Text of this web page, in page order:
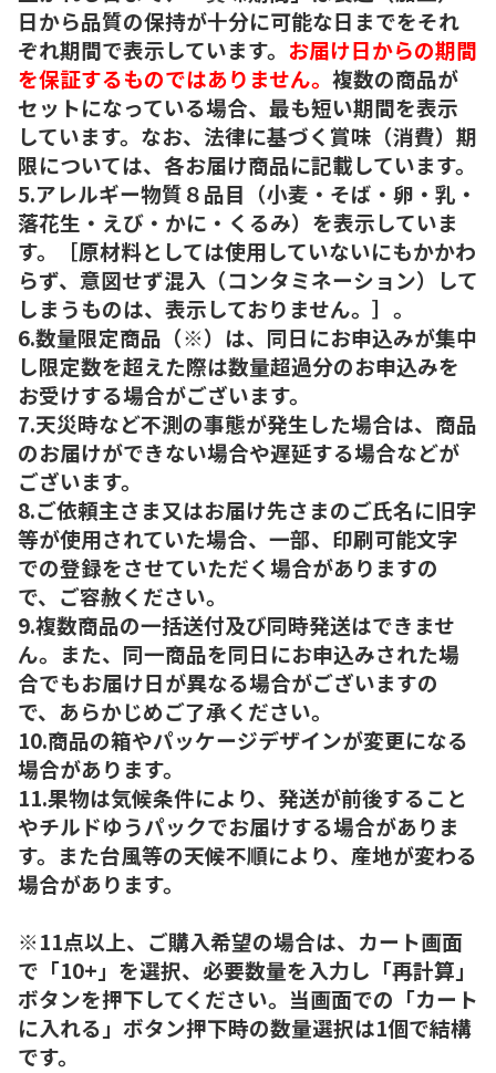
日から品質の保持が十分に可能な日までをそれ
ぞれ期間で表示しています。 お届け日からの期間
を保証するものではありません。 複数の商品が
セットになっている場合、最も短い期間を表示
しています。なお、法律に基づく賞味（消費）期
限については、各お届け商品に記載しています。
5.アレルギー物質８品目（小麦・そば・卵・乳・
落花生・えび・かに・くるみ）を表示していま
す。［原材料としては使用していないにもかかわ
らず、意図せず混入（コンタミネーション）して
しまうものは、表示しておりません。］。
6.数量限定商品（※）は、同日にお申込みが集中
し限定数を超えた際は数量超過分のお申込みを
お受けする場合がございます。
7.天災時など不測の事態が発生した場合は、商品
のお届けができない場合や遅延する場合などが
ございます。
8.ご依頼主さま又はお届け先さまのご氏名に旧字
等が使用されていた場合、一部、印刷可能文字
での登録をさせていただく場合がありますの
で、ご容赦ください。
9.複数商品の一括送付及び同時発送はできませ
ん。また、同一商品を同日にお申込みされた場
合でもお届け日が異なる場合がございますの
で、あらかじめご了承ください。
10.商品の箱やパッケージデザインが変更になる
場合があります。
11.果物は気候条件により、発送が前後すること
やチルドゆうパックでお届けする場合がありま
す。また台風等の天候不順により、産地が変わる
場合があります。
※11点以上、ご購入希望の場合は、カート画面
で「10+」を選択、必要数量を入力し「再計算」
ボタンを押下してください。当画面での「カート
に入れる」ボタン押下時の数量選択は1個で結構
です。